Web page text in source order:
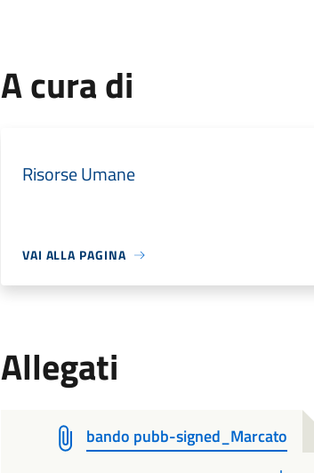
A cura di
Risorse Umane
VAI ALLA PAGINA
Allegati
bando pubb-signed_Marcato